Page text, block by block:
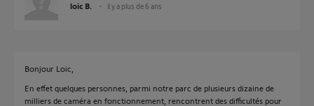
loic B. il y a plus de 6 ans
Bonjour Loic,
En effet quelques personnes, parmi notre parc de plusieurs dizaine de
milliers de caméra en fonctionnement, rencontrent des difficultés pour